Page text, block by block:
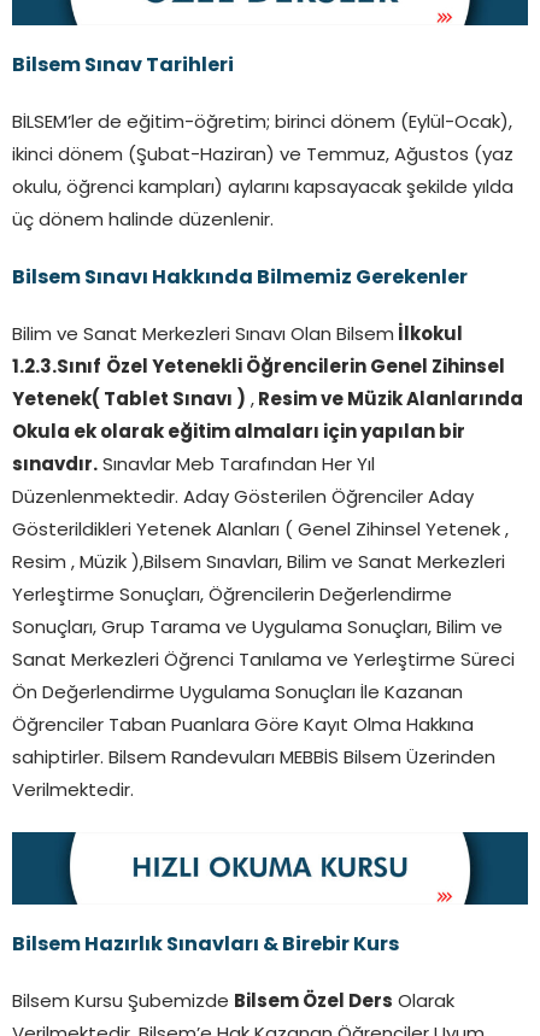
Bilsem Sınav Tarihleri
BİLSEM’ler de eğitim-öğretim; birinci dönem (Eylül-Ocak),
ikinci dönem (Şubat-Haziran) ve Temmuz, Ağustos (yaz
okulu, öğrenci kampları) aylarını kapsayacak şekilde yılda
üç dönem halinde düzenlenir.
Bilsem Sınavı Hakkında Bilmemiz Gerekenler
Bilim ve Sanat Merkezleri Sınavı Olan Bilsem İlkokul
1.2.3.Sınıf Özel Yetenekli Öğrencilerin Genel Zihinsel
Yetenek( Tablet Sınavı ) , Resim ve Müzik Alanlarında
Okula ek olarak eğitim almaları için yapılan bir
sınavdır. Sınavlar Meb Tarafından Her Yıl
Düzenlenmektedir. Aday Gösterilen Öğrenciler Aday
Gösterildikleri Yetenek Alanları ( Genel Zihinsel Yetenek ,
Resim , Müzik ),Bilsem Sınavları, Bilim ve Sanat Merkezleri
Yerleştirme Sonuçları, Öğrencilerin Değerlendirme
Sonuçları, Grup Tarama ve Uygulama Sonuçları, Bilim ve
Sanat Merkezleri Öğrenci Tanılama ve Yerleştirme Süreci
Ön Değerlendirme Uygulama Sonuçları İle Kazanan
Öğrenciler Taban Puanlara Göre Kayıt Olma Hakkına
sahiptirler. Bilsem Randevuları MEBBİS Bilsem Üzerinden
Verilmektedir.
Bilsem Hazırlık Sınavları & Birebir Kurs
Bilsem Kursu Şubemizde Bilsem Özel Ders Olarak